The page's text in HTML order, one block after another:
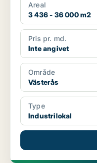
Areal
3 436 - 36 000 m2
Pris pr. md.
Inte angivet
Område
Västerås
Type
Industrilokal